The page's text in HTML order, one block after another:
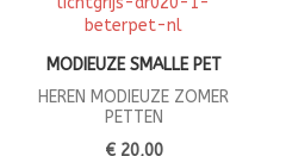
MODIEUZE SMALLE PET
HEREN MODIEUZE ZOMER
PETTEN
€ 20,00